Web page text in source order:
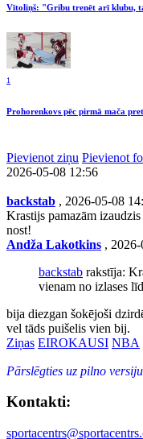
Vītoliņš: "Gribu trenēt arī klubu,
1
Prohorenkovs pēc pirmā mača
Pievienot ziņu Pievienot
2026-05-08 12:56
backstab , 2026-05-08
Krastijs pamazām
nost!
Andža Lakotkins ,
backstab rakstīja:
vienam no izlases
bija diezgan šokējoši
vel tāds puišelis vien bij.
Ziņas EIROKAUSI NBA
Pārslēgties uz pilno
Kontakti: